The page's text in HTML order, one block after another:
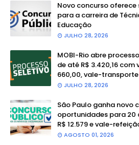
Novo concurso oferece
para a carreira de
Educação
JULHO 28, 2026
MOBI-Rio abre
de até R$ 3.420,16
660,00, vale-
JULHO 28, 2026
São Paulo ganha novo
oportunidades para 20
R$ 12.579 e vale-
AGOSTO 01, 2026